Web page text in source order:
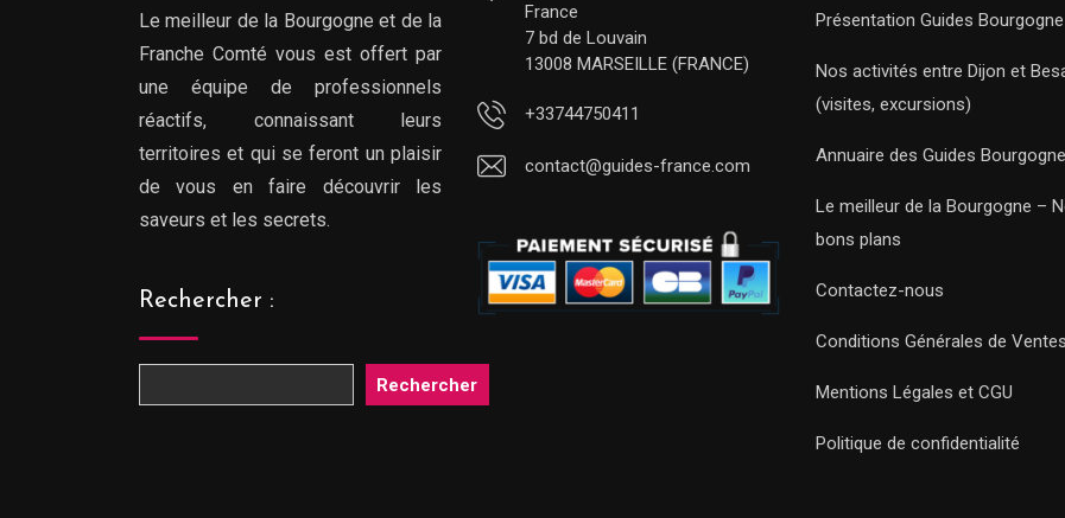
Le meilleur de la Bourgogne et de la
Franche Comté vous est offert par
une équipe de professionnels
réactifs, connaissant leurs
territoires et qui se feront un plaisir
de vous en faire découvrir les
saveurs et les secrets.
Rechercher :
Rechercher
France
7 bd de Louvain
13008 MARSEILLE (FRANCE)
+33744750411
contact@guides-france.com
Présentation Guides Bourgogne
Nos activités entre Dijon et
(visites, excursions)
Annuaire des Guides Bourgogne
Le meilleur de la Bourgogne –
bons plans
Contactez-nous
Conditions Générales de Ventes
Mentions Légales et CGU
Politique de confidentialité